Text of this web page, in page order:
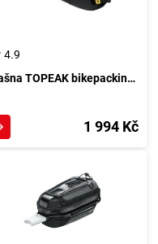
4.9
Brašna TOPEAK bikepacking c, rolovací
1 994 Kč